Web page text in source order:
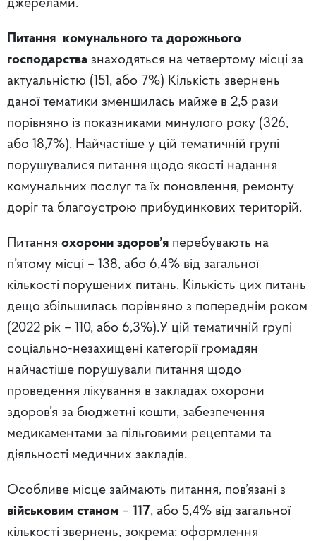
джерелами.
Питання комунального та дорожнього
господарства знаходяться на четвертому місці за
актуальністю (151, або 7%) Кількість звернень
даної тематики зменшилась майже в 2,5 рази
порівняно із показниками минулого року (326,
або 18,7%). Найчастіше у цій тематичній групі
порушувалися питання щодо якості надання
комунальних послуг та їх поновлення, ремонту
доріг та благоустрою прибудинкових територій.
Питання охорони здоров’я перебувають на
п’ятому місці – 138, або 6,4% від загальної
кількості порушених питань. Кількість цих питань
дещо збільшилась порівняно з попереднім роком
(2022 рік – 110, або 6,3%).У цій тематичній групі
соціально-незахищені категорії громадян
найчастіше порушували питання щодо
проведення лікування в закладах охорони
здоров’я за бюджетні кошти, забезпечення
медикаментами за пільговими рецептами та
діяльності медичних закладів.
Особливе місце займають питання, пов’язані з
військовим станом – 117, або 5,4% від загальної
кількості звернень, зокрема: оформлення